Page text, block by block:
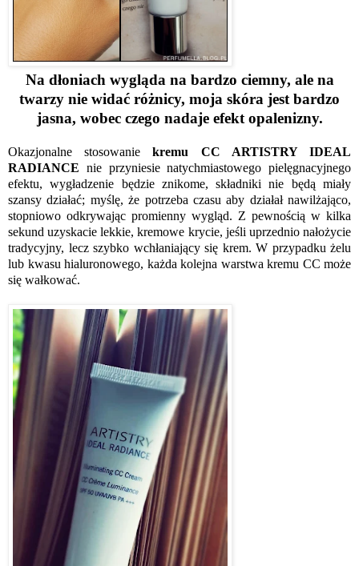
Na dłoniach wygląda na bardzo ciemny, ale na
twarzy nie widać różnicy, moja skóra jest bardzo
jasna, wobec czego nadaje efekt opalenizny.
Okazjonalne stosowaniekremu CC ARTISTRY IDEAL
RADIANCE nie przyniesie natychmiastowego pielęgnacyjnego
efektu, wygładzenie będzie znikome, składniki nie będą miały
szansy działać; myślę, że potrzeba czasu aby działał nawilżająco,
stopniowo odkrywając promienny wygląd. Z pewnością w kilka
sekund uzyskacie lekkie, kremowe krycie, jeśli uprzednio nałożycie
tradycyjny, lecz szybko wchłaniający się krem. W przypadku żelu
lub kwasu hialuronowego, każda kolejna warstwa kremu CC może
się wałkować.